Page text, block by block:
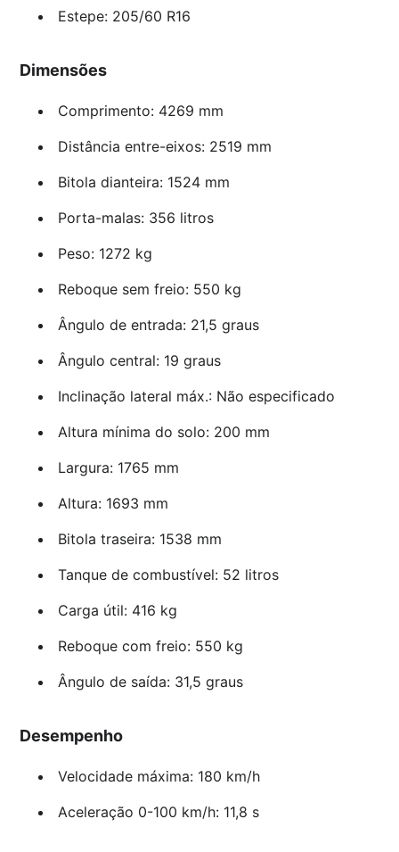
Estepe: 205/60 R16
Dimensões
Comprimento: 4269 mm
Distância entre-eixos: 2519 mm
Bitola dianteira: 1524 mm
Porta-malas: 356 litros
Peso: 1272 kg
Reboque sem freio: 550 kg
Ângulo de entrada: 21,5 graus
Ângulo central: 19 graus
Inclinação lateral máx.: Não especificado
Altura mínima do solo: 200 mm
Largura: 1765 mm
Altura: 1693 mm
Bitola traseira: 1538 mm
Tanque de combustível: 52 litros
Carga útil: 416 kg
Reboque com freio: 550 kg
Ângulo de saída: 31,5 graus
Desempenho
Velocidade máxima: 180 km/h
Aceleração 0-100 km/h: 11,8 s